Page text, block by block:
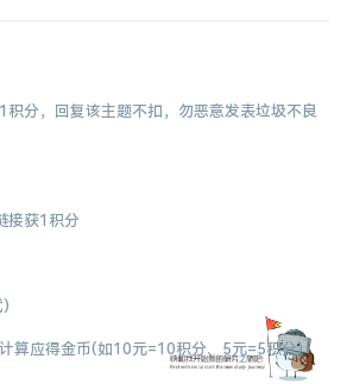
积分，回复该主题不扣，勿恶意发表垃圾不良
接获1积分
)
算应得金币(如10元=10积分、5元=5积分)